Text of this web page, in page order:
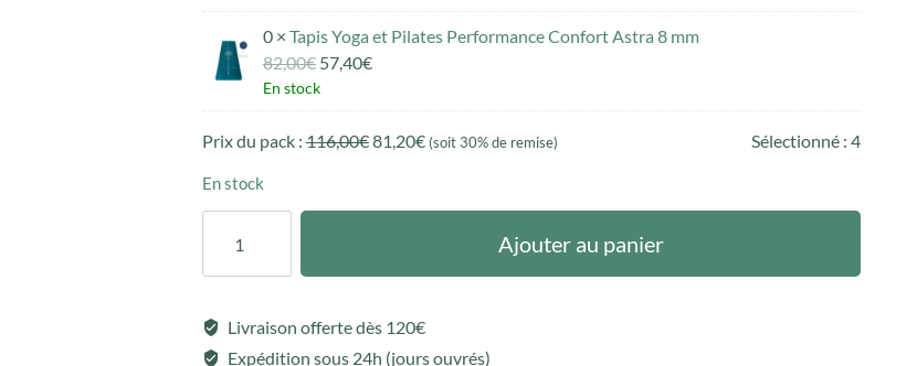
initial
était :
82,00€.
actuel
est :
57,40€.
0 × Tapis Yoga et Pilates Performance Confort Astra 8 mm
82,00€ Le
prix
initial
était :
57,40€Le
actuel
est :
En stock
Prix du pack : 116,00€81,20€ (soit 30% de remise) Sélectionné : 4
En stock
Pack
:
Tapis
Ajouter au panier
Livraison offerte dès 120€
Expédition sous 24h (jours ouvrés)